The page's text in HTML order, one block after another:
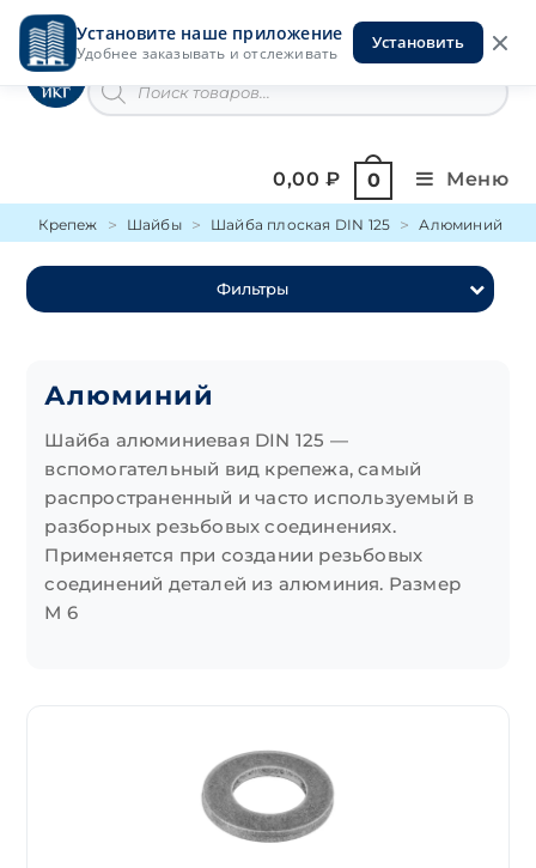
Установите наше приложение
Удобнее заказывать и отслеживать
Установить
Перейти
содержимомуИнструменты на Горской
товаров
0,00₽ 0 Меню
Крепеж Шайбы Шайба плоская DIN 125 Алюминий
Фильтры
Алюминий
Шайба алюминиевая DIN 125 —
вспомогательный вид крепежа, самый
распространенный и часто используемый в
разборных резьбовых соединениях.
Применяется при создании резьбовых
соединений деталей из алюминия. Размер
М 6